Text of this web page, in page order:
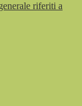
riferiti a